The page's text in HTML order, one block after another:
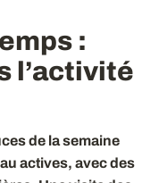
:
l’activité
de la semaine
actives, avec des